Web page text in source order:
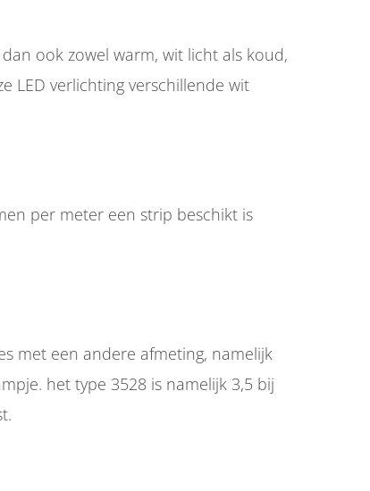
ook zowel warm, wit licht als koud,
LED verlichting verschillende wit
per meter een strip beschikt is
met een andere afmeting, namelijk
het type 3528 is namelijk 3,5 bij